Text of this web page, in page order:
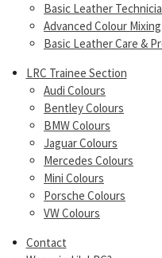
Basic Leather
Advanced Colour
Basic Leather Care &
LRC Trainee Section
Audi Colours
Bentley Colours
BMW Colours
Jaguar Colours
Mercedes Colours
Mini Colours
Porsche Colours
VW Colours
Contact